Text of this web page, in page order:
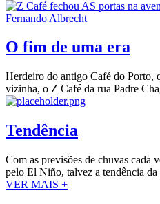
O fim de uma era
Herdeiro do antigo Café do Porto,
vizinha, o Z Café da rua Padre
Tendência
Com as previsões de chuvas cada
pelo El Niño, talvez a tendência da
VER MAIS +